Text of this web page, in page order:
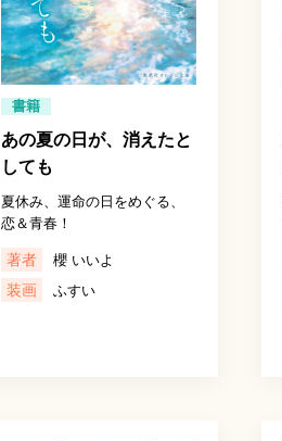
書籍
あの夏の日が、消えたと
しても
夏休み、運命の日をめぐる、
恋＆青春！
著者 櫻 いいよ
装画 ふすい